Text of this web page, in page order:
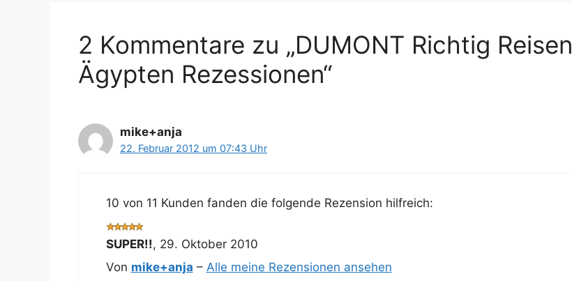
2 Kommentare zu „DUMONT Richtig Reisen
Ägypten Rezessionen“
mike+anja
22. Februar 2012 um 07:43 Uhr
10 von 11 Kunden fanden die folgende Rezension hilfreich:
SUPER!!, 29. Oktober 2010
Von mike+anja – Alle meine Rezensionen ansehen